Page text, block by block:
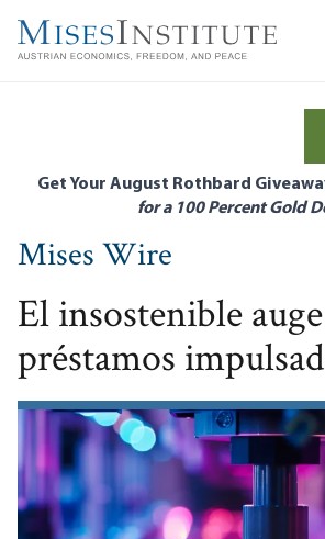
main
Get Your August Rothbard
for a 100 Percent Gold
Mises Wire
El insostenible
préstamos